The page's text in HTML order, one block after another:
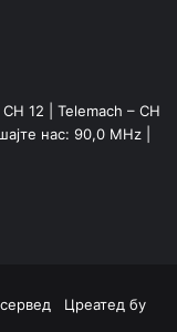
12 | Telemach – CH
нас: 90,0 MHz |
Цреатед бy